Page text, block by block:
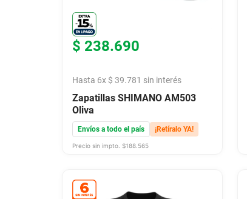
$ 238.690
Hasta 6x $ 39.781 sin interés
Zapatillas SHIMANO AM503
Oliva
Envíos a todo el país ¡Retíralo YA!
Precio sin impto. $188.565